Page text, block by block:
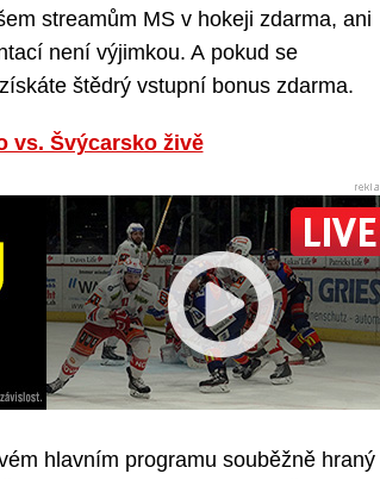
streamům MS v hokeji zdarma, ani
není výjimkou. A pokud se
štědrý vstupní bonus zdarma.
vs. Švýcarsko živě
hlavním programu souběžně hraný